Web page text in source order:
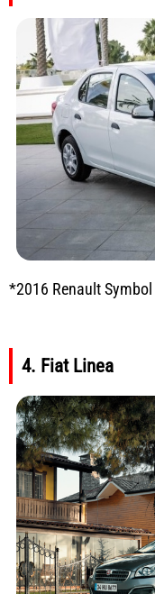
*2016 Renault Symbol
4. Fiat Linea